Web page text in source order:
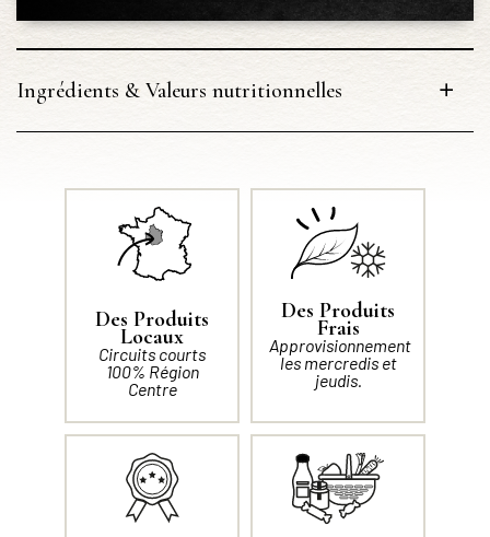
Ingrédients & Valeurs nutritionnelles
Des Produits
Locaux
Circuits courts
100% Région
Centre
Des Produits
Frais
Approvisionnement
les mercredis et
jeudis.